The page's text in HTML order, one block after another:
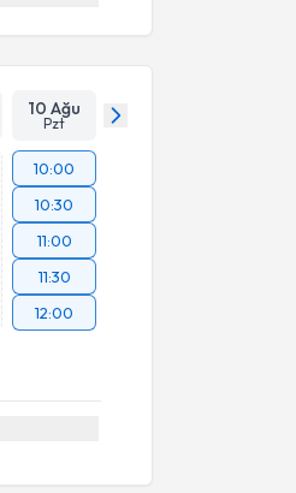
10 Ağu
Pzt
10:00
10:30
11:00
11:30
12:00